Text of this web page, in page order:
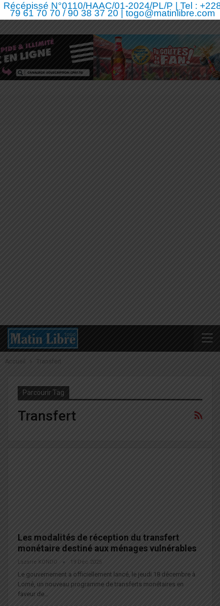
Récépissé N°0110/HAAC/01-2024/PL/P | Tel :
79 61 70 70 / 90 38 37 20 | togo@matinlibre.com
Accueil Transfert
Parcourir Tag
Transfert
Les modalités de réception du transfert
monétaire destiné aux ménages vulnérables
Lazarre KONDO 19 Déc 2025
Le gouvernement a officiellement lancé, le jeudi 18 décembre à
Lomé, un nouveau programme de transferts monétaires en
faveur de…